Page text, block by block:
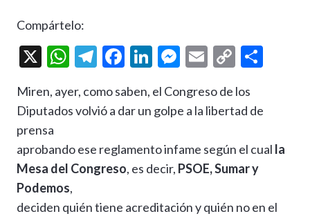
Compártelo:
X
W
at
s
A
p
p
T
e
gr
a
m
F
e
b
o
o
Li
ke
dI
n
M
se
n
g
er
E
ai
l
C
p
y
Li
n
ar
Miren, ayer, como saben, el Congreso de los
Diputados volvió a dar un golpe a la libertad de
prensa
aprobando ese reglamento infame según el cual la
Mesa del Congreso, es decir, PSOE, Sumar y
Podemos,
deciden quién tiene acreditación y quién no en el